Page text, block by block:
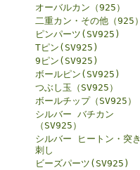
オーバルカン（925）
二重カン・その他（925）
ピンパーツ(SV925)
Tピン(SV925)
9ピン(SV925)
ボールピン(SV925)
つぶし玉（SV925）
ボールチップ（SV925）
シルバー バチカン
（SV925）
シルバー ヒートン・突き
刺し
ビーズパーツ(SV925)